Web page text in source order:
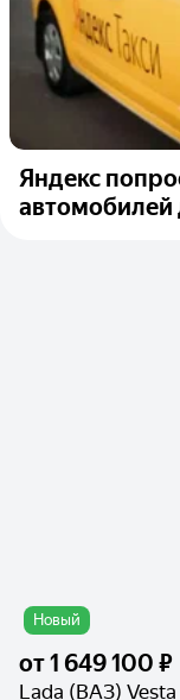
Яндекс
автомобилей
Новый
от1 649 100 ₽
Lada (ВАЗ) Vesta